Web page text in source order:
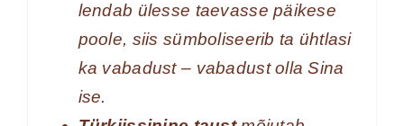
lendab ülesse taevasse päikese
poole, siis sümboliseerib ta ühtlasi
ka vabadust – vabadust olla Sina
ise.